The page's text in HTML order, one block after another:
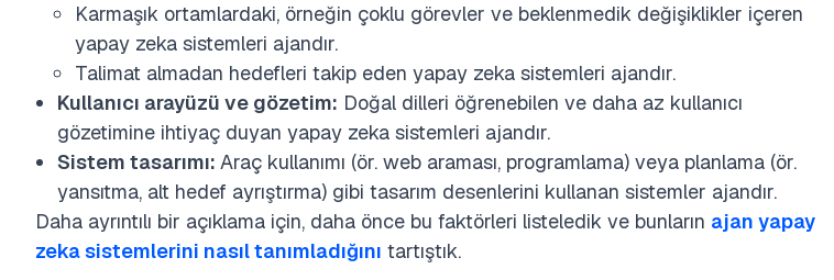
Karmaşık ortamlardaki, örneğin çoklu görevler ve beklenmedik değişiklikler içeren
yapay zeka sistemleri ajandır.
Talimat almadan hedefleri takip eden yapay zeka sistemleri ajandır.
Kullanıcı arayüzü ve gözetim: Doğal dilleri öğrenebilen ve daha az kullanıcı
gözetimine ihtiyaç duyan yapay zeka sistemleri ajandır.
Sistem tasarımı: Araç kullanımı (ör. web araması, programlama) veya planlama (ör.
yansıtma, alt hedef ayrıştırma) gibi tasarım desenlerini kullanan sistemler ajandır.
Daha ayrıntılı bir açıklama için, daha önce bu faktörleri listeledik ve bunların ajan yapay
zeka sistemlerini nasıl tanımladığını tartıştık.